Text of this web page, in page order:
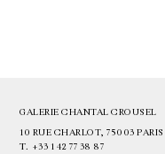
GALERIE CHANTAL CROUSEL
10 RUE CHARLOT, 75003 PARIS
T. +33 1 42 77 38 87